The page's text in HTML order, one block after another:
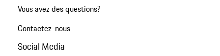
Vous avez des questions?
Contactez-nous
Social Media